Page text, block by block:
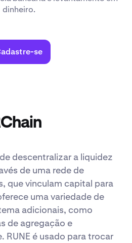
dinheiro.
se
descentralizar a liquidez
de uma rede de
que vinculam capital para
uma variedade de
adicionais, como
de agregação e
RUNE é usado para trocar